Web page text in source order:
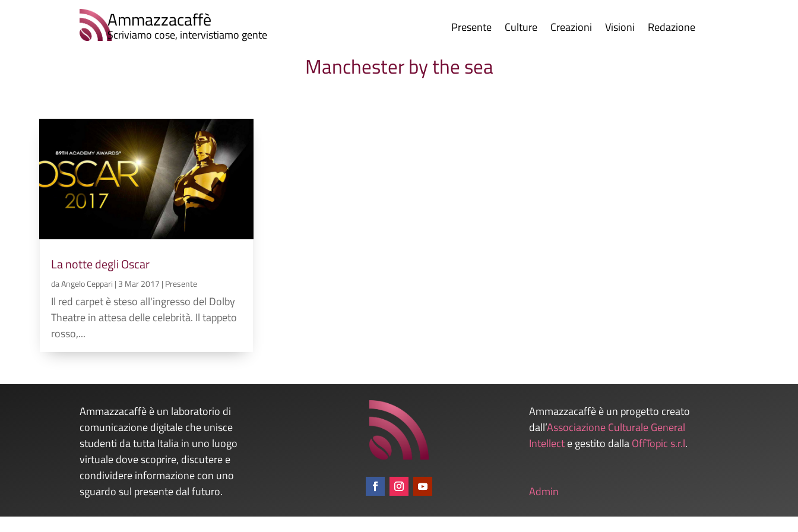
Ammazzacaffè
Scriviamo cose, intervistiamo gente Presente Culture Creazioni Visioni Redazione
Manchester by the sea
La notte degli Oscar
daAngelo Ceppari | 3 Mar 2017 | Presente
Il red carpet è steso all'ingresso del Dolby
Theatre in attesa delle celebrità. Il tappeto
rosso,...
Ammazzacaffè è un laboratorio di
comunicazione digitale che unisce
studenti da tutta Italia in uno luogo
virtuale dove scoprire, discutere e
condividere informazione con uno
sguardo sul presente dal futuro.
Ammazzacaffè è un progetto creato
dall’Associazione Culturale General
Intellecte gestito dallaOffTopic s.r.l.
Admin